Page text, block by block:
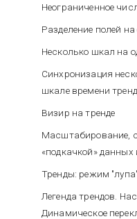
Неограниченное
Разделение полей
Несколько шкал на
Синхронизация
шкале времени
Визир на тренде
Масштабирование,
«подкачкой» данных
Тренды: режим "лупа"
Легенда трендов.
Динамическое